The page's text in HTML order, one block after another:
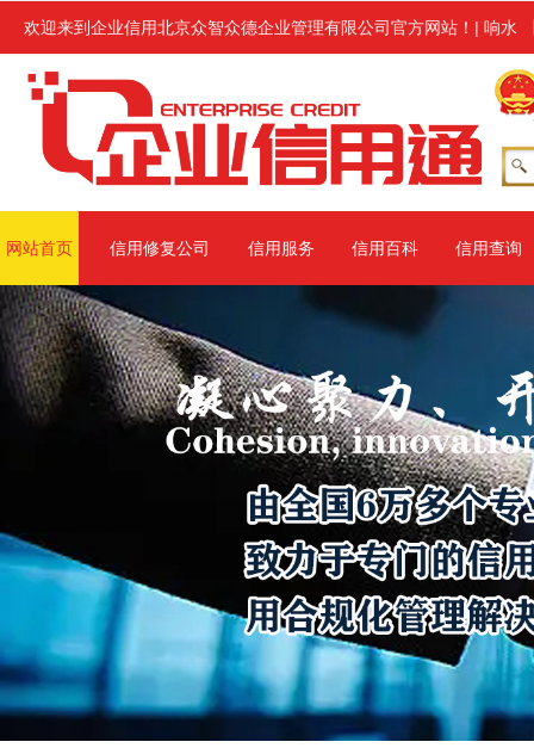
欢迎来到企业信用北京众智众德企业管理有限公司官方网站！ | 响水
业进行企业信用修复服务,修复范围涉及信用中国、信用地方(主要
网站首页 信用修复公司 信用服务 信用百科 信用查询